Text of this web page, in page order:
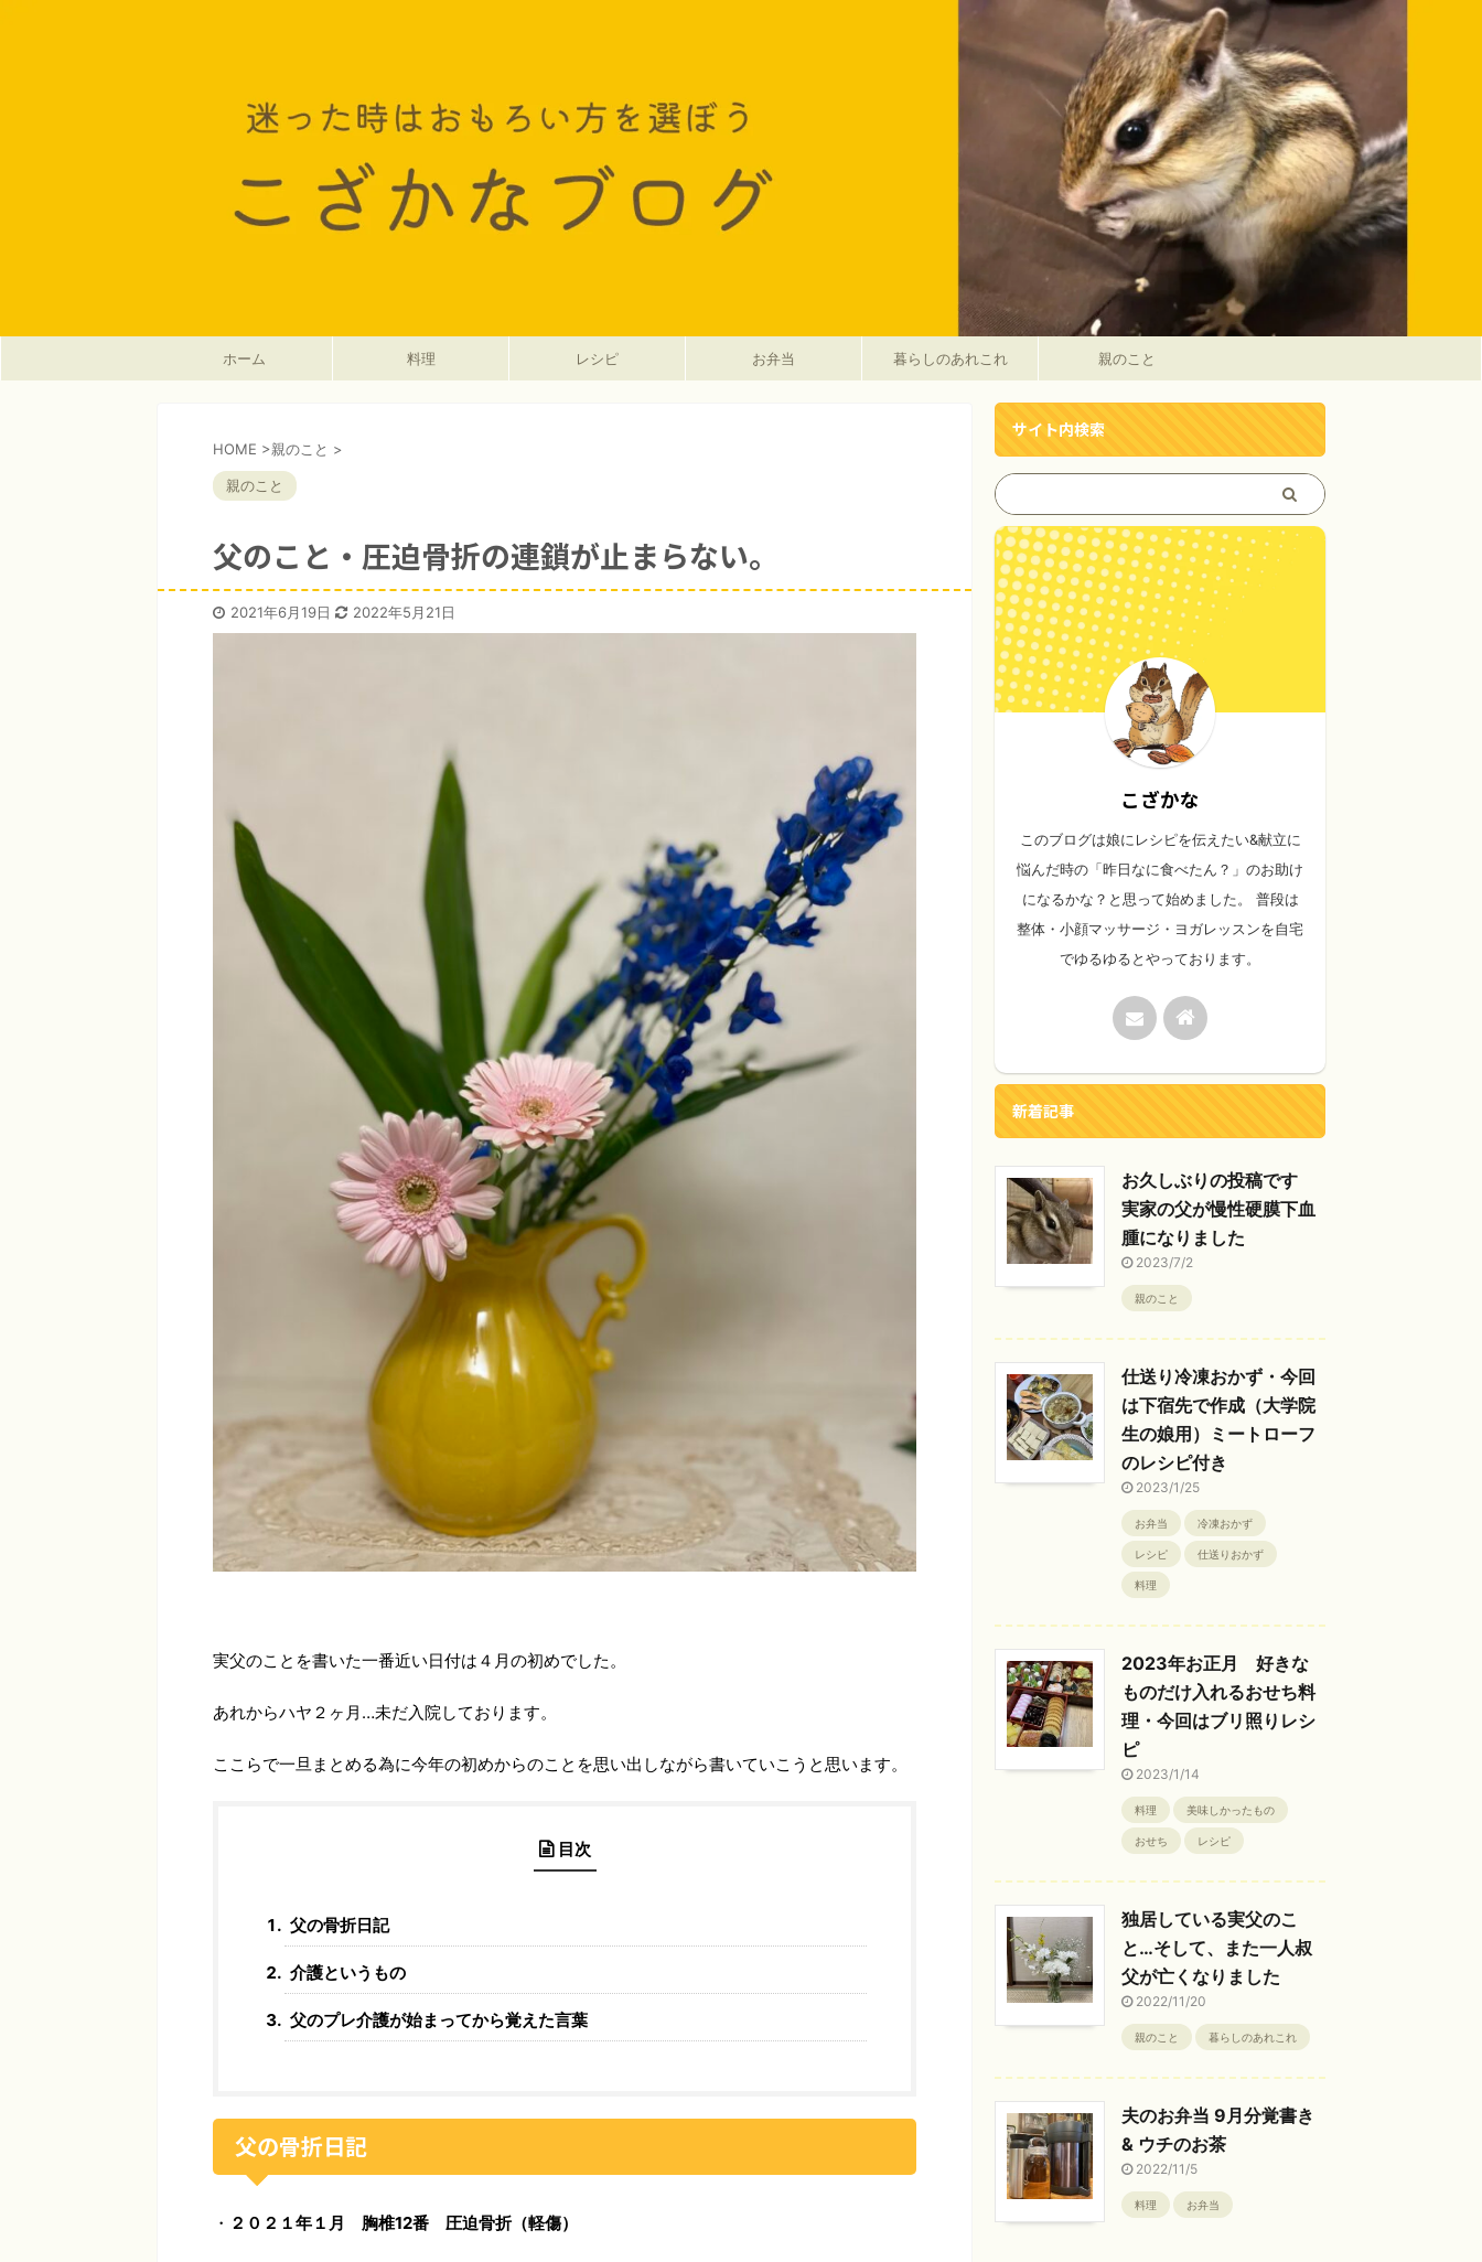
ホーム 料理 レシピ お弁当 暮らしのあれこれ 親のこと
HOME >親のこと >
親のこと
父のこと・圧迫骨折の連鎖が止まらない。
2021年6月19日 2022年5月21日
実父のことを書いた一番近い日付は４月の初めでした。
あれからハヤ２ヶ月…未だ入院しております。
ここらで一旦まとめる為に今年の初めからのことを思い出しながら書いていこうと思います。
目次
父の骨折日記
介護というもの
父のプレ介護が始まってから覚えた言葉
父の骨折日記
・ ２０２１年１月 胸椎12番 圧迫骨折（軽傷）
サイト内検索
こざかな
このブログは娘にレシピを伝えたい&献立に
悩んだ時の「昨日なに食べたん？」のお助け
になるかな？と思って始めました。 普段は
整体・小顔マッサージ・ヨガレッスンを自宅
でゆるゆるとやっております。
新着記事
お久しぶりの投稿です
実家の父が慢性硬膜下血
腫になりました
2023/7/2
親のこと
仕送り冷凍おかず・今回
は下宿先で作成（大学院
生の娘用）ミートローフ
のレシピ付き
2023/1/25
お弁当 冷凍おかず
レシピ 仕送りおかず
料理
2023年お正月 好きな
ものだけ入れるおせち料
理・今回はブリ照りレシ
ピ
2023/1/14
料理 美味しかったもの
おせち レシピ
独居している実父のこ
と…そして、また一人叔
父が亡くなりました
2022/11/20
親のこと 暮らしのあれこれ
夫のお弁当 9月分覚書き
& ウチのお茶
2022/11/5
料理 お弁当